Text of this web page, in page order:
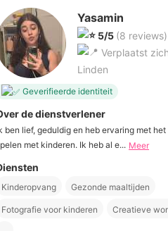
Yasamin
5/5 (8 reviews)
Verplaatst
Linden
Geverifieerde identiteit
de dienstverlener
ben lief, geduldig en heb ervaring met
met kinderen. Ik heb al e... Meer
Kinderopvang Gezonde maaltijden
Fotografie voor kinderen Creatieve